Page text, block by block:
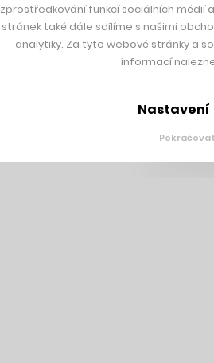
zprostředkování funkcí sociálních médií
stránek také dále sdílíme s našimi
analytiky. Za tyto webové stránky a
informací
Nastavení